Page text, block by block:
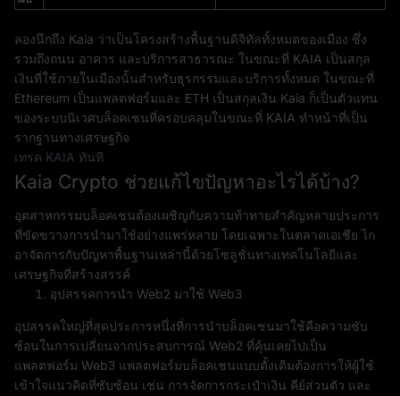
ลองนึกถึง Kaia ว่าเป็นโครงสร้างพื้นฐานดิจิทัลทั้งหมดของเมือง ซึ่ง
รวมถึงถนน อาคาร และบริการสาธารณะ ในขณะที่ KAIA เป็นสกุล
เงินที่ใช้ภายในเมืองนั้นสำหรับธุรกรรมและบริการทั้งหมด ในขณะที่
Ethereum เป็นแพลตฟอร์มและ ETH เป็นสกุลเงิน Kaia ก็เป็นตัวแทน
ของระบบนิเวศบล็อคเชนที่ครอบคลุมในขณะที่ KAIA ทำหน้าที่เป็น
รากฐานทางเศรษฐกิจ
เทรด KAIA ทันที
Kaia Crypto ช่วยแก้ไขปัญหาอะไรได้บ้าง?
อุตสาหกรรมบล็อคเชนต้องเผชิญกับความท้าทายสำคัญหลายประการ
ที่ขัดขวางการนำมาใช้อย่างแพร่หลาย โดยเฉพาะในตลาดเอเชีย ไก
อาจัดการกับปัญหาพื้นฐานเหล่านี้ด้วยโซลูชั่นทางเทคโนโลยีและ
เศรษฐกิจที่สร้างสรรค์
อุปสรรคการนำ Web2 มาใช้ Web3
อุปสรรคใหญ่ที่สุดประการหนึ่งที่การนำบล็อคเชนมาใช้คือความซับ
ซ้อนในการเปลี่ยนจากประสบการณ์ Web2 ที่คุ้นเคยไปเป็น
แพลตฟอร์ม Web3 แพลตฟอร์มบล็อคเชนแบบดั้งเดิมต้องการให้ผู้ใช้
เข้าใจแนวคิดที่ซับซ้อน เช่น การจัดการกระเป๋าเงิน คีย์ส่วนตัว และ